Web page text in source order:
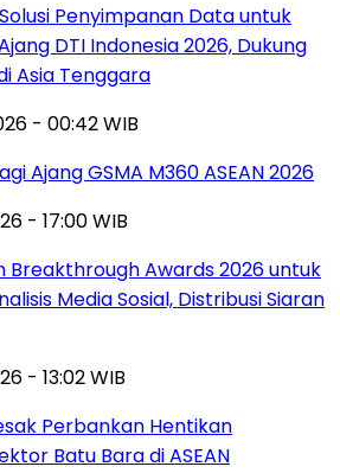
Penyimpanan Data untuk
DTI Indonesia 2026, Dukung
Asia Tenggara
- 00:42 WIB
Ajang GSMA M360 ASEAN 2026
- 17:00 WIB
Breakthrough Awards 2026 untuk
Media Sosial, Distribusi Siaran
- 13:02 WIB
Perbankan Hentikan
Batu Bara di ASEAN